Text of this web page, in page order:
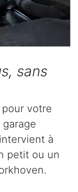
sans
votre
à
petit ou un